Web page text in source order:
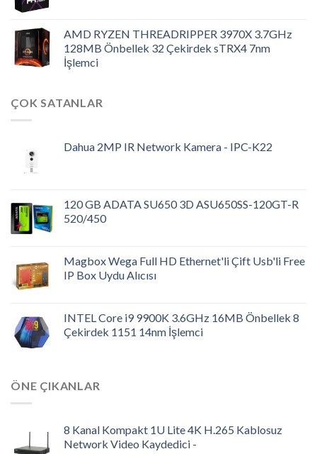
AMD RYZEN THREADRIPPER 3970X 3.7GHz
128MB Önbellek 32 Çekirdek sTRX4 7nm
İşlemci
ÇOK SATANLAR
Dahua 2MP IR Network Kamera - IPC-K22
120 GB ADATA SU650 3D ASU650SS-120GT-R
520/450
Magbox Wega Full HD Ethernet'li Çift Usb'li Free
IP Box Uydu Alıcısı
INTEL Core i9 9900K 3.6GHz 16MB Önbellek 8
Çekirdek 1151 14nm İşlemci
ÖNE ÇIKANLAR
8 Kanal Kompakt 1U Lite 4K H.265 Kablosuz
Network Video Kaydedici -